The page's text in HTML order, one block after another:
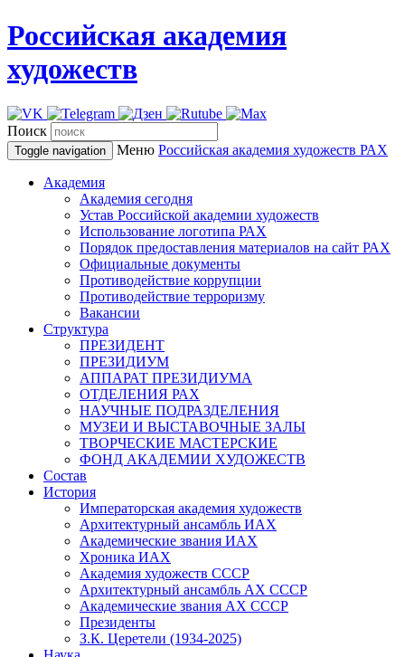
Российская академия
художеств
Поиск
Toggle navigation Меню Российская академия художеств РАХ
Академия
Академия сегодня
Устав Российской академии художеств
Использование логотипа РАХ
Порядок предоставления материалов на сайт РАХ
Официальные документы
Противодействие коррупции
Противодействие терроризму
Вакансии
Структура
ПРЕЗИДЕНТ
ПРЕЗИДИУМ
АППАРАТ ПРЕЗИДИУМА
ОТДЕЛЕНИЯ РАХ
НАУЧНЫЕ ПОДРАЗДЕЛЕНИЯ
МУЗЕИ И ВЫСТАВОЧНЫЕ ЗАЛЫ
ТВОРЧЕСКИЕ МАСТЕРСКИЕ
ФОНД АКАДЕМИИ ХУДОЖЕСТВ
Состав
История
Императорская академия художеств
Архитектурный ансамбль ИАХ
Академические звания ИАХ
Хроника ИАХ
Академия художеств СССР
Архитектурный ансамбль АХ СССР
Академические звания АХ СССР
Президенты
З.К. Церетели (1934-2025)